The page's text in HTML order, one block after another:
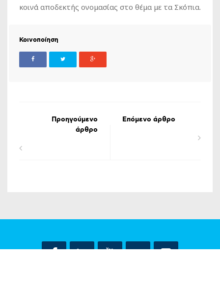
κοινά αποδεκτής ονομασίας στο θέμα με τα Σκόπια.
Κοινοποίηση
Προηγούμενο
άρθρο
Επόμενο άρθρο